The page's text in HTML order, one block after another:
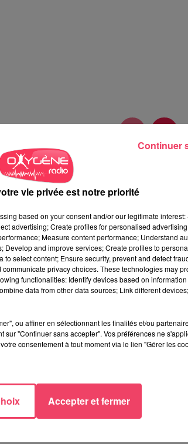
vie privée est notre priorité
based on your consent and/or our legitimate interest:
advertising; Create profiles for personalised
Measure content performance; Understand
Develop and improve services; Create profiles to
select content; Ensure security, prevent and detect
privacy choices. These technologies may
functionalities: Identify devices based on
data from other data sources; Link different
ou affiner en sélectionnant les finalités et/ou
sur "Continuer sans accepter". Vos préférences ne
consentement à tout moment via le lien "Gérer les
Accepter et fermer
Continuer